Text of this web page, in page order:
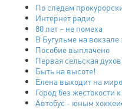
По следам
Интернет радио
80 лет – не помеха
В Бугульме на
Пособие выплачено
Первая сельская
Быть на высоте!
Елена выходит на
Город без жестокости
Автобус - юным